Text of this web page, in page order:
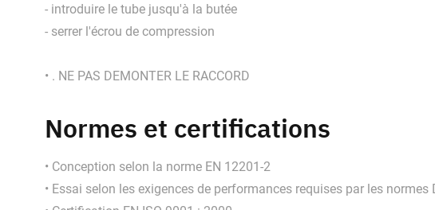
- introduire le tube jusqu'à la butée
- serrer l'écrou de compression
• . NE PAS DEMONTER LE RACCORD
Normes et certifications
• Conception selon la norme EN 12201-2
• Essai selon les exigences de performances requises par les normes